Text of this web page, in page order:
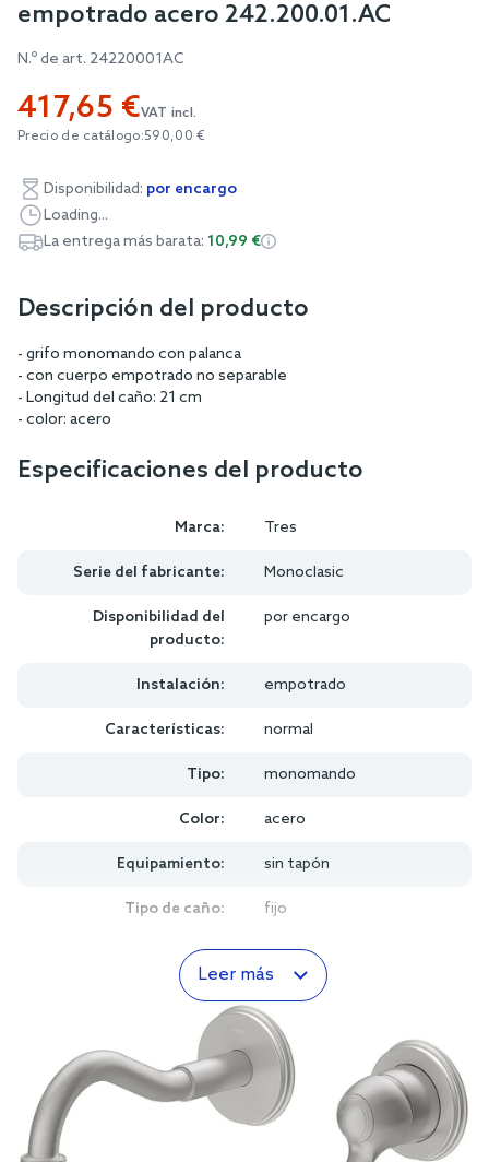
beginning
the
images
empotrado acero 242.200.01.AC
N.º de art. 24220001AC
417,65 €VAT incl.
Precio de catálogo:590,00 €
Disponibilidad: por encargo
Loading...
La entrega más barata: 10,99 €
Descripción del producto
- grifo monomando con palanca
- con cuerpo empotrado no separable
- Longitud del caño: 21 cm
- color: acero
Especificaciones del producto
Marca: Tres
Serie del fabricante: Monoclasic
Disponibilidad del
producto:
por encargo
Instalación: empotrado
Características: normal
Tipo: monomando
Color: acero
Equipamiento: sin tapón
Tipo de caño: fijo
Leer más